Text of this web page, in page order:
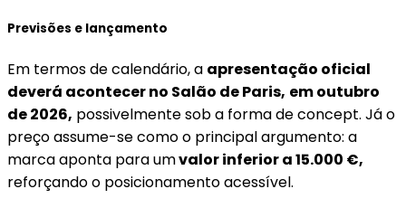
Previsões e lançamento
Em termos de calendário, a apresentação oficial
deverá acontecer no Salão de Paris, em outubro
de 2026, possivelmente sob a forma de concept. Já o
preço assume-se como o principal argumento: a
marca aponta para umvalor inferior a 15.000 €,
reforçando o posicionamento acessível.